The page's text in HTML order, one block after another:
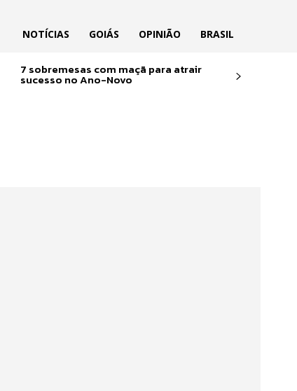
NOTÍCIAS GOIÁS OPINIÃO BRASIL
7 sobremesas com maçã para atrair
sucesso no Ano-Novo